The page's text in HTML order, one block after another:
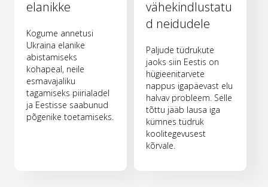
elanikke
Kogume annetusi
Ukraina elanike
abistamiseks
kohapeal, neile
esmavajaliku
tagamiseks piirialadel
ja Eestisse saabunud
põgenike toetamiseks.
vähekindlustatu
d neidudele
Paljude tüdrukute
jaoks siin Eestis on
hügieenitarvete
nappus igapäevast elu
halvav probleem. Selle
tõttu jääb lausa iga
kümnes tüdruk
koolitegevusest
kõrvale.